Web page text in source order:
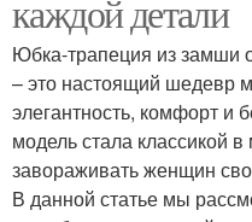
каждой детали
Юбка-трапеция из замши
– это настоящий шедевр
элегантность, комфорт и
модель стала классикой
завораживать женщин
В данной статье мы